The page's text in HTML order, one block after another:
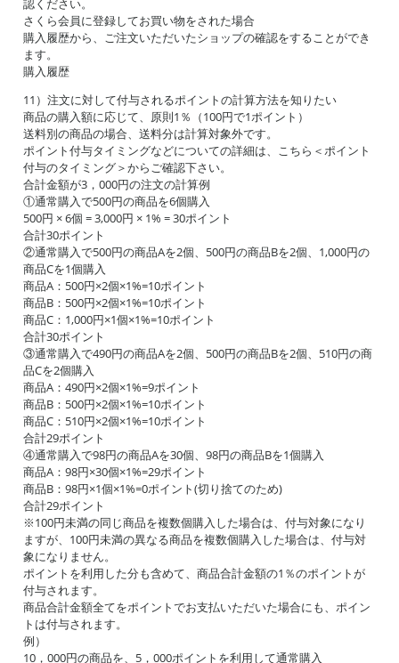
認ください。
さくら会員に登録してお買い物をされた場合
購入履歴から、ご注文いただいたショップの確認をすることができ
ます。
購入履歴
11）注文に対して付与されるポイントの計算方法を知りたい
商品の購入額に応じて、原則1％（100円で1ポイント）
送料別の商品の場合、送料分は計算対象外です。
ポイント付与タイミングなどについての詳細は、こちら＜ポイント
付与のタイミング＞からご確認下さい。
合計金額が3，000円の注文の計算例
①通常購入で500円の商品を6個購入
500円 × 6個 = 3,000円 × 1% = 30ポイント
合計30ポイント
②通常購入で500円の商品Aを2個、500円の商品Bを2個、1,000円の
商品Cを1個購入
商品A：500円×2個×1%=10ポイント
商品B：500円×2個×1%=10ポイント
商品C：1,000円×1個×1%=10ポイント
合計30ポイント
③通常購入で490円の商品Aを2個、500円の商品Bを2個、510円の商
品Cを2個購入
商品A：490円×2個×1%=9ポイント
商品B：500円×2個×1%=10ポイント
商品C：510円×2個×1%=10ポイント
合計29ポイント
④通常購入で98円の商品Aを30個、98円の商品Bを1個購入
商品A：98円×30個×1%=29ポイント
商品B：98円×1個×1%=0ポイント(切り捨てのため)
合計29ポイント
※100円未満の同じ商品を複数個購入した場合は、付与対象になり
ますが、100円未満の異なる商品を複数個購入した場合は、付与対
象になりません。
ポイントを利用した分も含めて、商品合計金額の1％のポイントが
付与されます。
商品合計金額全てをポイントでお支払いただいた場合にも、ポイン
トは付与されます。
例）
10，000円の商品を、5，000ポイントを利用して通常購入